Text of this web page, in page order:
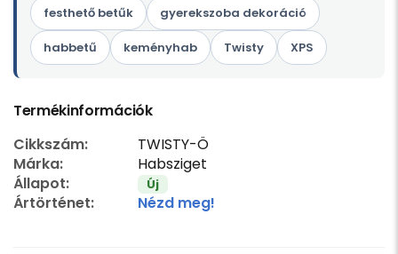
festhető betűk gyerekszoba dekoráció
habbetű keményhab Twisty XPS
Termékinformációk
Cikkszám:
TWISTY-Ö
Márka:
Habsziget
Állapot:
Új
Ártörténet: Nézd meg!